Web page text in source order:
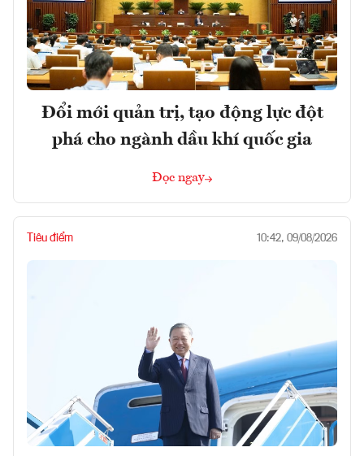
Đổi mới quản trị, tạo động lực đột
phá cho ngành dầu khí quốc gia
Đọc ngay
Tiêu điểm 10:42, 09/08/2026